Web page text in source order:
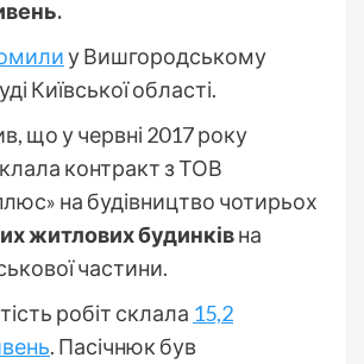
у Вишгородському
Київської області.
що у червні 2017 року
контракт з ТОВ
на будівництво чотирьох
житлових будинківна
частини.
робіт склала 15,2
. Пасічнюк був